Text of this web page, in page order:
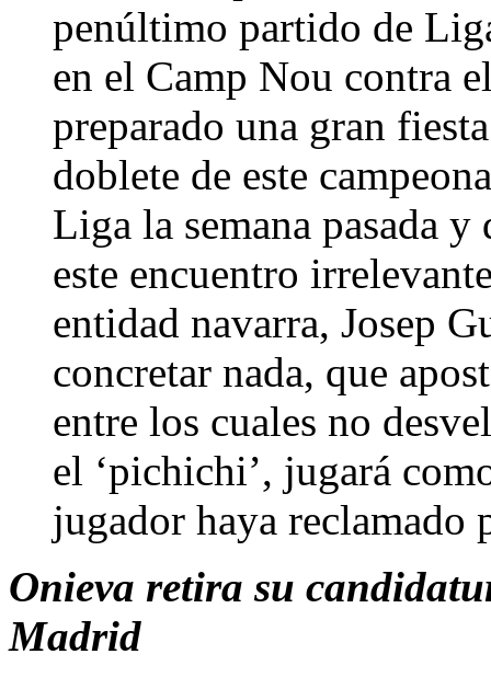
penúltimo partido de
en el Camp Nou contra
preparado una gran
doblete de este
Liga la semana pasada y
este encuentro
entidad navarra, Josep
concretar nada, que
entre los cuales no
el ‘pichichi’, jugará
jugador haya
Onieva retira su
Madrid